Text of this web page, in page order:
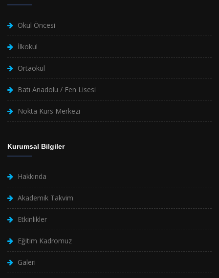
Okul Öncesi
İlkokul
Ortaokul
Batı Anadolu / Fen Lisesi
Nokta Kurs Merkezi
Kurumsal Bilgiler
Hakkında
Akademik Takvim
Etkinlikler
Eğitim Kadromuz
Galeri